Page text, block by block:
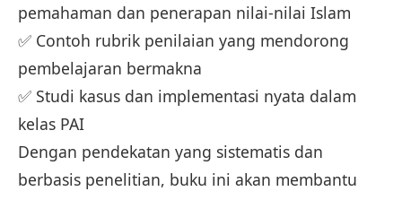
pemahaman dan penerapan nilai-nilai Islam
✅ Contoh rubrik penilaian yang mendorong
pembelajaran bermakna
✅ Studi kasus dan implementasi nyata dalam
kelas PAI
Dengan pendekatan yang sistematis dan
berbasis penelitian, buku ini akan membantu